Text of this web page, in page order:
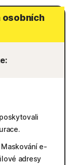
osobních
e-
adresy